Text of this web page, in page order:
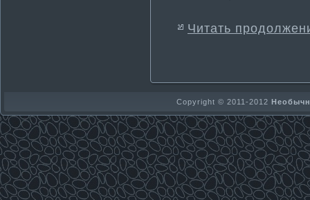
Читать
Copyright © 2011-2012